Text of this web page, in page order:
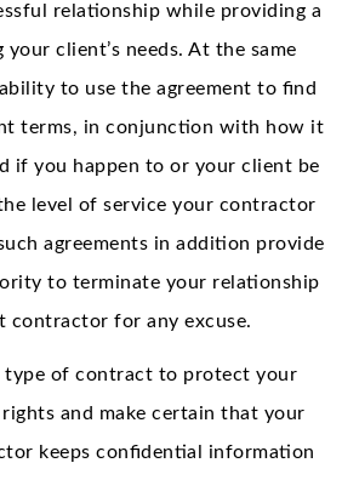
relationship while providing a
client’s needs. At the same
to use the agreement to find
terms, in conjunction with how it
if you happen to or your client be
level of service your contractor
agreements in addition provide
to terminate your relationship
contractor for any excuse.
type of contract to protect your
and make certain that your
keeps confidential information